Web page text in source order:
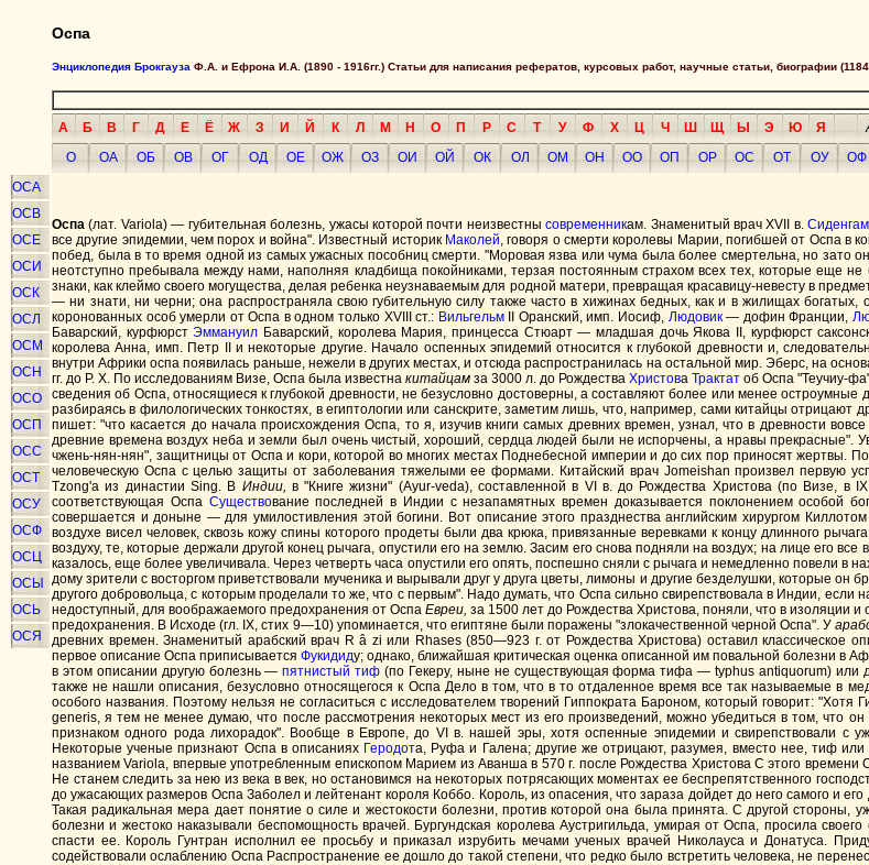
Оспа
Энциклопедия Брокгауза Ф.А. и Ефрона И.А. (1890 - 1916гг.) Статьи для написания рефератов, курсовых работ, научные статьи, биографии
А Б В Г Д Е Ё Ж З И Й К Л М Н О П Р С Т У Ф Х Ц Ч Ш Щ Ы Э Ю Я
О
ОА ОБ ОВ ОГ ОД ОЕ ОЖ ОЗ ОИ ОЙ ОК ОЛ ОМ ОН ОО ОП ОР ОС ОТ ОУ ОФ
ОСА
ОСВ
ОСЕ
ОСИ
ОСК
ОСЛ
ОСМ
ОСН
ОСО
ОСП
ОСС
ОСТ
ОСУ
ОСФ
ОСЦ
ОСЫ
ОСЬ
ОСЯ
Оспа (лат. Variola) — губительная болезнь, ужасы которой почти неизвестнысовременникам. Знаменитый врач XVII в.Сиденгам
все другие эпидемии, чем порох и война". Известный историк Маколей, говоря о смерти королевы Марии, погибшей от Оспа в
побед, была в то время одной из самых ужасных пособниц смерти. "Моровая язва или чума была более смертельна, но зато
неотступно пребывала между нами, наполняя кладбища покойниками, терзая постоянным страхом всех тех, которые еще
знаки, как клеймо своего могущества, делая ребенка неузнаваемым для родной матери, превращая красавицу-невесту в
— ни знати, ни черни; она распространяла свою губительную силу также часто в хижинах бедных, как и в жилищах
коронованных особ умерли от Оспа в одном только ХVIII ст.: Вильгельм II Оранский, имп. Иосиф, Людовик— дофин Франции,
Баварский, курфюрстЭммануил Баварский, королева Мария, принцесса Стюарт — младшая дочь Якова II, курфюрст
королева Анна, имп. Петр II и некоторые другие. Начало оспенных эпидемий относится к глубокой древности и,
внутри Африки оспа появилась раньше, нежели в других местах, и отсюда распространилась на остальной мир. Эберс, на
гг. до Р. Х. По исследованиям Визе, Оспа была известнакитайцам за 3000 л. до РождестваХристоваТрактат об Оспа "Теучиу-
сведения об Оспа, относящиеся к глубокой древности, не безусловно достоверны, а составляют более или менее остроумные
разбираясь в филологических тонкостях, в египтологии или санскрите, заметим лишь, что, например, сами китайцы отрицают
пишет: "что касается до начала происхождения Оспа, то я, изучив книги самых древних времен, узнал, что в древности
древние времена воздух неба и земли был очень чистый, хороший, сердца людей были не испорчены, а нравы прекрасные".
чжень-нян-нян", защитницы от Оспа и кори, которой во многих местах Поднебесной империи и до сих пор приносят жертвы.
человеческую Оспа с целью защиты от заболевания тяжелыми ее формами. Китайский врач Jomeishan произвел первую
Tzong'a из династии Sing. В Индии, в "Книге жизни" (Ayur-veda), составленной в VI в. до Рождества Христова (по Визе, в
соответствующая Оспа Существование последней в Индии с незапамятных времен доказывается поклонением
совершается и доныне — для умилостивления этой богини. Вот описание этого празднества английским хирургом
воздухе висел человек, сквозь кожу спины которого продеты были два крюка, привязанные веревками к концу длинного
воздуху, те, которые держали другой конец рычага, опустили его на землю. Засим его снова подняли на воздух; на лице его
казалось, еще более увеличивала. Через четверть часа опустили его опять, поспешно сняли с рычага и немедленно повели в
дому зрители с восторгом приветствовали мученика и вырывали друг у друга цветы, лимоны и другие безделушки, которые он
другого добровольца, с которым проделали то же, что с первым". Надо думать, что Оспа сильно свирепствовала в Индии,
недоступный, для воображаемого предохранения от ОспаЕвреи, за 1500 лет до Рождества Христова, поняли, что в изоляции
предохранения. В Исходе (гл. IX, стих 9—10) упоминается, что египтяне были поражены "злокачественной черной Оспа". У
древних времен. Знаменитый арабский врач R â zi или Rhases (850—923 г. от Рождества Христова) оставил классическое
первое описание Оспа приписываетсяФукидиду; однако, ближайшая критическая оценка описанной им повальной болезни в
в этом описании другую болезнь —пятнистый тиф (по Гекеру, ныне не существующая форма тифа — typhus antiquorum) или
также не нашли описания, безусловно относящегося к Оспа Дело в том, что в то отдаленное время все так называемые в
особого названия. Поэтому нельзя не согласиться с исследователем творений Гиппократа Бароном, который говорит:
generis, я тем не менее думаю, что после рассмотрения некоторых мест из его произведений, можно убедиться в том, что
признаком одного рода лихорадок". Вообще в Европе, до VI в. нашей эры, хотя оспенные эпидемии и свирепствовали с
Некоторые ученые признают Оспа в описаниях Геродота, Руфа и Галена; другие же отрицают, разумея, вместо нее, тиф
названием Variola, впервые употребленным епископом Марием из Аванша в 570 г. после Рождества Христова С этого
Не станем следить за нею из века в век, но остановимся на некоторых потрясающих моментах ее беспрепятственного
до ужасающих размеров Оспа Заболел и лейтенант короля Коббо. Король, из опасения, что зараза дойдет до него самого и
Такая радикальная мера дает понятие о силе и жестокости болезни, против которой она была принята. С другой стороны,
болезни и жестоко наказывали беспомощность врачей. Бургундская королева Аустригильда, умирая от Оспа, просила
спасти ее. Король Гунтран исполнил ее просьбу и приказал изрубить мечами ученых врачей Николауса и Донатуса.
содействовали ослаблению Оспа Распространение ее дошло до такой степени, что редко было встретить человека, не